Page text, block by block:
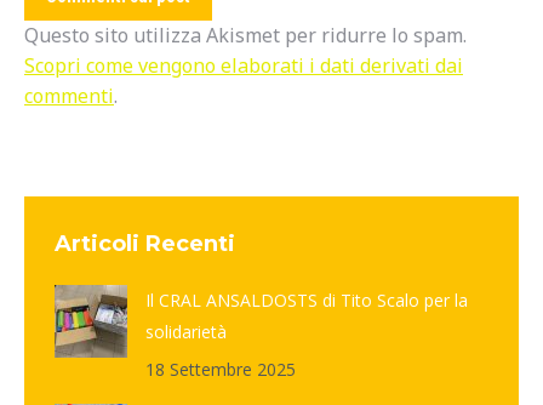
Questo sito utilizza Akismet per ridurre lo spam.
Scopri come vengono elaborati i dati derivati dai
commenti.
Articoli Recenti
Il CRAL ANSALDOSTS di Tito Scalo per la
solidarietà
18 Settembre 2025